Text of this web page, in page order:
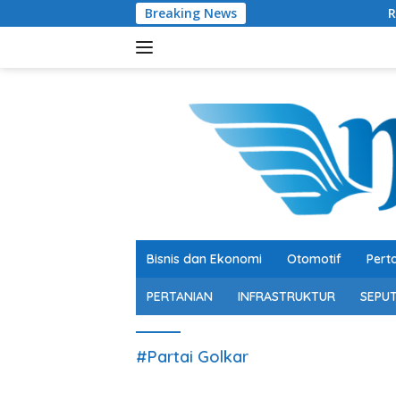
ke
Breaking News Ratusan
Bisnis dan Ekonomi Otomotif
PERTANIAN INFRASTRUKTUR
#Partai Golkar